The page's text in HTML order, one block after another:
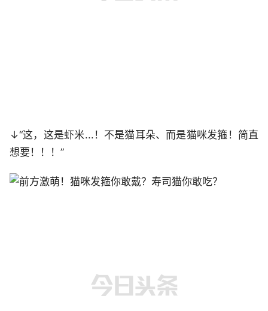
↓“这，这是虾米...！不是猫耳朵、而是猫咪发箍！简直
想要！！！”